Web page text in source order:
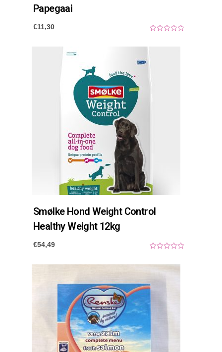
Papegaai
€11,30
Smølke Hond Weight Control
Healthy Weight 12kg
€54,49
f
5